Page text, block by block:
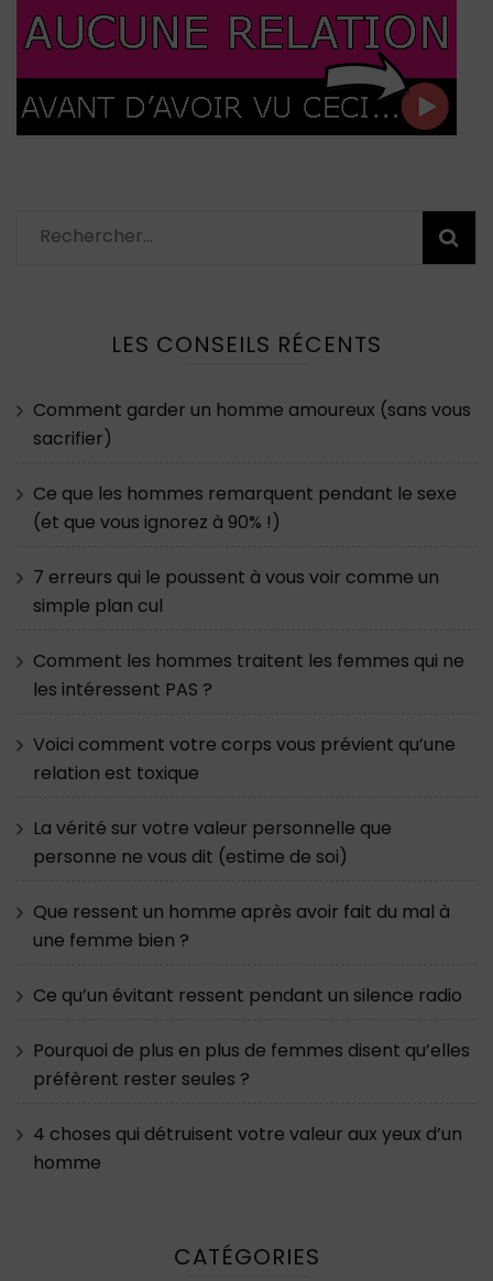
Rechercher :
LES CONSEILS RÉCENTS
Comment garder un homme amoureux (sans vous
sacrifier)
Ce que les hommes remarquent pendant le sexe
(et que vous ignorez à 90% !)
7 erreurs qui le poussent à vous voir comme un
simple plan cul
Comment les hommes traitent les femmes qui ne
les intéressent PAS ?
Voici comment votre corps vous prévient qu’une
relation est toxique
La vérité sur votre valeur personnelle que
personne ne vous dit (estime de soi)
Que ressent un homme après avoir fait du mal à
une femme bien ?
Ce qu’un évitant ressent pendant un silence radio
Pourquoi de plus en plus de femmes disent qu’elles
préfèrent rester seules ?
4 choses qui détruisent votre valeur aux yeux d’un
homme
CATÉGORIES